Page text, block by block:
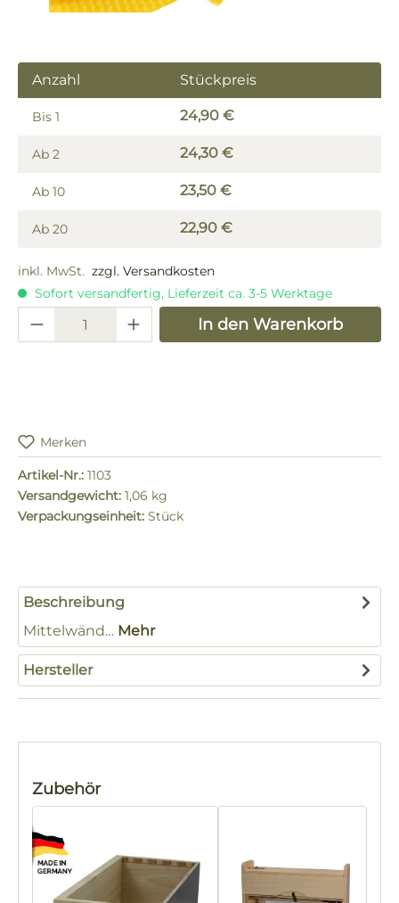
Anzahl Stückpreis
Bis 1 24,90 €
Ab 2 24,30 €
Ab 10 23,50 €
Ab 20 22,90 €
inkl. MwSt. zzgl. Versandkosten
Sofort versandfertig, Lieferzeit ca. 3-5 Werktage
Produkt Anzahl: Gib denIn den Warenkorb
Merken
Artikel-Nr.: 1103
Versandgewicht: 1,06 kg
Verpackungseinheit: Stück
Beschreibung
Mittelwänd… Mehr
Hersteller
Produktgalerie überspringen
Zubehör